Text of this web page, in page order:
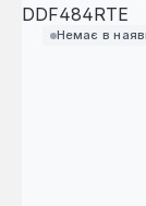
Немає в